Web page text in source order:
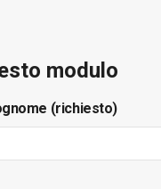
modulo
(richiesto)